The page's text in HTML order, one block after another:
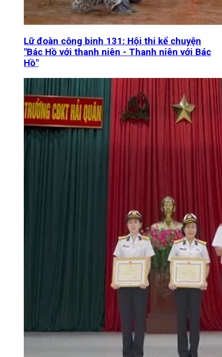
Lữ đoàn công binh 131: Hội thi kể chuyện
"Bác Hồ với thanh niên - Thanh niên với Bác
Hồ"